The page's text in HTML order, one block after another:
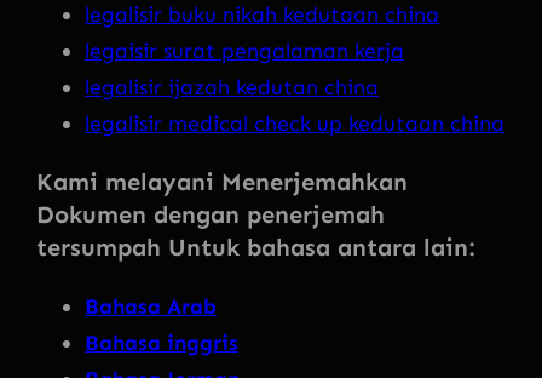
legalisir buku nikah kedutaan china
legaisir surat pengalaman kerja
legalisir ijazah kedutan china
legalisir medical check up kedutaan china
Kami melayani Menerjemahkan
Dokumen dengan penerjemah
tersumpah Untuk bahasa antara lain:
Bahasa Arab
Bahasa inggris